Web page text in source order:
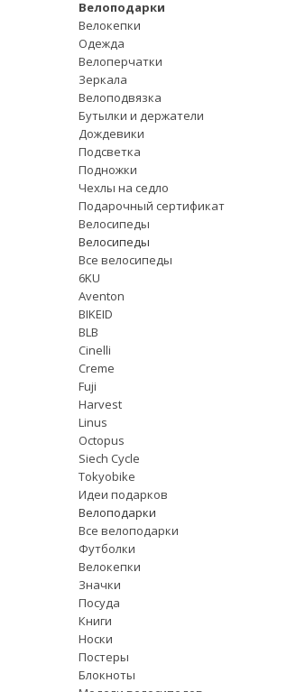
Велоподарки
Велокепки
Одежда
Велоперчатки
Зеркала
Велоподвязка
Бутылки и держатели
Дождевики
Подсветка
Подножки
Чехлы на седло
Подарочный сертификат
Велосипеды
Велосипеды
Все велосипеды
6KU
Aventon
BIKEID
BLB
Cinelli
Creme
Fuji
Harvest
Linus
Octopus
Siech Cycle
Tokyobike
Идеи подарков
Велоподарки
Все велоподарки
Футболки
Велокепки
Значки
Посуда
Книги
Носки
Постеры
Блокноты